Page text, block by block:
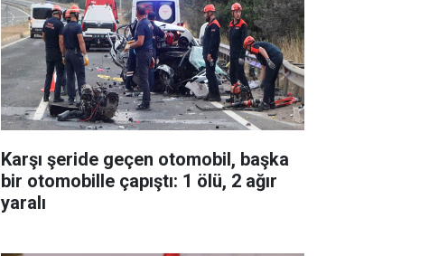
Karşı şeride geçen otomobil, başka
bir otomobille çapıştı: 1 ölü, 2 ağır
yaralı